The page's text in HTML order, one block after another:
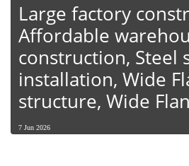
Large factory
Affordable
construction, Steel
installation, Wide
structure, Wide
7 Jun 2026